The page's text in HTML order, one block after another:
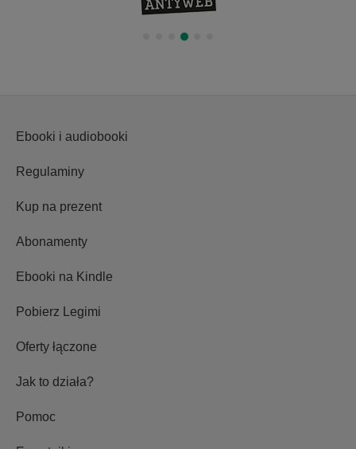
Ebooki i audiobooki
Regulaminy
Kup na prezent
Abonamenty
Ebooki na Kindle
Pobierz Legimi
Oferty łączone
Jak to działa?
Pomoc